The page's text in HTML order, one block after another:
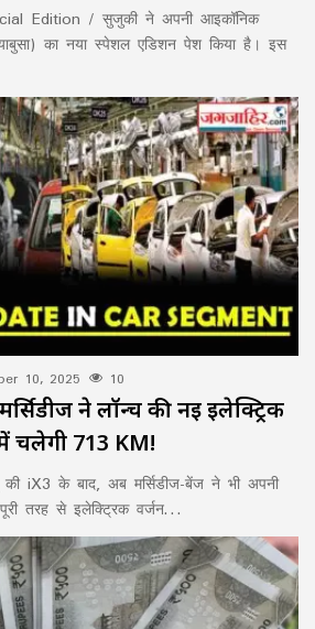
Edition / सुजुकी ने अपनी आइकॉनिक
का नया स्पेशल एडिशन पेश किया है। इस
10, 2025 10
ने लॉन्च की नई इलेक्ट्रिक
चलेगी 713 KM!
iX3 के बाद, अब मर्सिडीज-बेंज ने भी अपनी
तरह से इलेक्ट्रिक वर्जन…